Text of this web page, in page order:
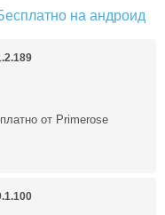
на андроид
от Primerose